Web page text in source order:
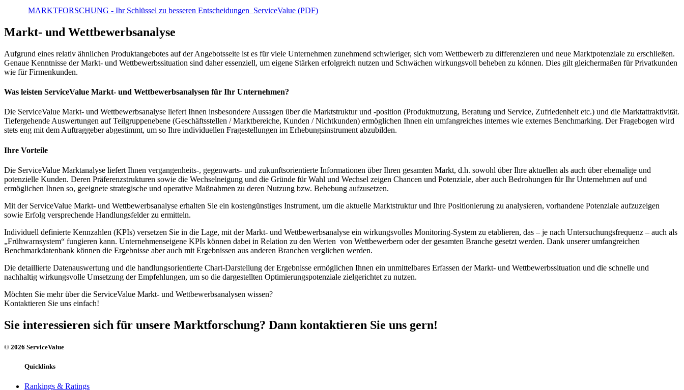
MARKTFORSCHUNG - Ihr Schlüssel zu besseren Entscheidungen_ServiceValue (PDF)
Markt- und Wettbewerbsanalyse
Aufgrund eines relativ ähnlichen Produktangebotes auf der Angebotsseite ist es für viele Unternehmen zunehmend schwieriger, sich vom Wettbewerb zu differenzieren und neue Marktpotenziale zu erschließen.
Genaue Kenntnisse der Markt- und Wettbewerbssituation sind daher essenziell, um eigene Stärken erfolgreich nutzen und Schwächen wirkungsvoll beheben zu können. Dies gilt gleichermaßen für Privatkunden
wie für Firmenkunden.
Was leisten ServiceValue Markt- und Wettbewerbsanalysen für Ihr Unternehmen?
Die ServiceValue Markt- und Wettbewerbsanalyse liefert Ihnen insbesondere Aussagen über die Marktstruktur und -position (Produktnutzung, Beratung und Service, Zufriedenheit etc.) und die Marktattraktivität.
Tiefergehende Auswertungen auf Teilgruppenebene (Geschäftsstellen / Marktbereiche, Kunden / Nichtkunden) ermöglichen Ihnen ein umfangreiches internes wie externes Benchmarking. Der Fragebogen wird
stets eng mit dem Auftraggeber abgestimmt, um so Ihre individuellen Fragestellungen im Erhebungsinstrument abzubilden.
Ihre Vorteile
Die ServiceValue Marktanalyse liefert Ihnen vergangenheits-, gegenwarts- und zukunftsorientierte Informationen über Ihren gesamten Markt, d.h. sowohl über Ihre aktuellen als auch über ehemalige und
potenzielle Kunden. Deren Präferenzstrukturen sowie die Wechselneigung und die Gründe für Wahl und Wechsel zeigen Chancen und Potenziale, aber auch Bedrohungen für Ihr Unternehmen auf und
ermöglichen Ihnen so, geeignete strategische und operative Maßnahmen zu deren Nutzung bzw. Behebung aufzusetzen.
Mit der ServiceValue Markt- und Wettbewerbsanalyse erhalten Sie ein kostengünstiges Instrument, um die aktuelle Marktstruktur und Ihre Positionierung zu analysieren, vorhandene Potenziale aufzuzeigen
sowie Erfolg versprechende Handlungsfelder zu ermitteln.
Individuell definierte Kennzahlen (KPIs) versetzen Sie in die Lage, mit der Markt- und Wettbewerbsanalyse ein wirkungsvolles Monitoring-System zu etablieren, das – je nach Untersuchungsfrequenz – auch als
„Frühwarnsystem“ fungieren kann. Unternehmenseigene KPIs können dabei in Relation zu den Werten von Wettbewerbern oder der gesamten Branche gesetzt werden. Dank unserer umfangreichen
Benchmarkdatenbank können die Ergebnisse aber auch mit Ergebnissen aus anderen Branchen verglichen werden.
Die detaillierte Datenauswertung und die handlungsorientierte Chart-Darstellung der Ergebnisse ermöglichen Ihnen ein unmittelbares Erfassen der Markt- und Wettbewerbssituation und die schnelle und
nachhaltig wirkungsvolle Umsetzung der Empfehlungen, um so die dargestellten Optimierungspotenziale zielgerichtet zu nutzen.
Möchten Sie mehr über die ServiceValue Markt- und Wettbewerbsanalysen wissen?
Kontaktieren Sie uns einfach!
Sie interessieren sich für unsere Marktforschung? Dann kontaktieren Sie uns gern!
© 2026 ServiceValue
Quicklinks
Rankings & Ratings